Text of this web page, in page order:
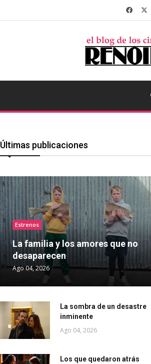
Últimas publicaciones
Estrenos
La familia y los amores que no
desaparecen
Ago 04, 2026
La sombra de un desastre
inminente
Ago 04, 2026
Los que quedaron atrás